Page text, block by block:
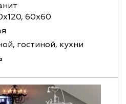
60х60
гостиной, кухни